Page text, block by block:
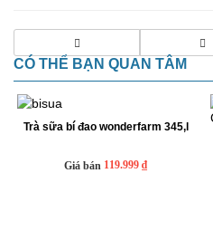
CÓ THỂ BẠN QUAN TÂM
Trà sữa bí đao wonderfarm 345,l
Giá bán 119.999 ₫